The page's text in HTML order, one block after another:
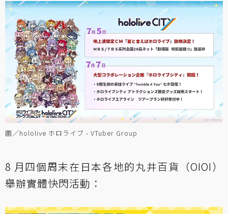
圖／hololive ホロライブ - VTuber Group
8 月四個周末在日本各地的丸井百貨（OIOI）
舉辦實體快閃活動：